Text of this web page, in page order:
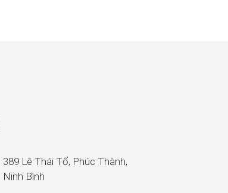
389 Lê Thái Tổ, Phúc Thành,
Ninh Bình